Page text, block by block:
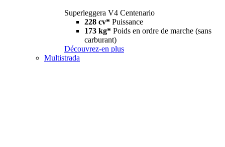
Superleggera V4 Centenario
228 cv* Puissance
173 kg* Poids en ordre de marche (sans
carburant)
Découvrez-en plus
Multistrada